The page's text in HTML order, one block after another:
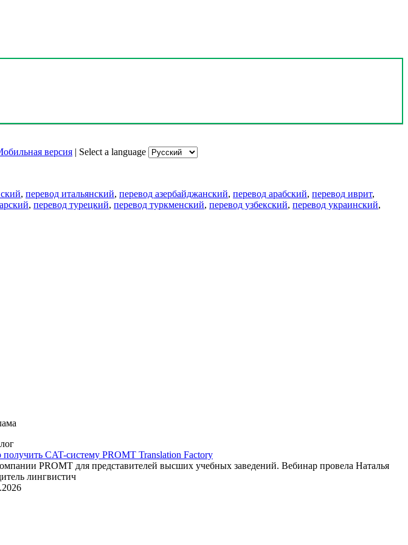
версия | Select a language
, перевод итальянский, перевод азербайджанский, перевод арабский, перевод иврит,
, перевод турецкий, перевод туркменский, перевод узбекский, перевод украинский,
CAT-систему PROMT Translation Factory
PROMT для представителей высших учебных заведений. Вебинар провела Наталья
лингвистич